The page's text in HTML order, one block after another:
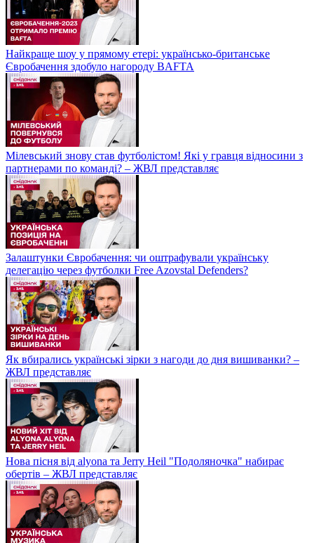
Найкраще шоу у прямому етері: українсько-британське
Євробачення здобуло нагороду BAFTA
Мілевський знову став футболістом! Які у гравця відносини з
партнерами по команді? – ЖВЛ представляє
Залаштунки Євробачення: чи оштрафували українську
делегацію через футболки Free Azovstal Defenders?
Як вбирались українські зірки з нагоди до дня вишиванки? –
ЖВЛ представляє
Нова пісня від alyona та Jerry Heil "Подоляночка" набирає
обертів – ЖВЛ представляє